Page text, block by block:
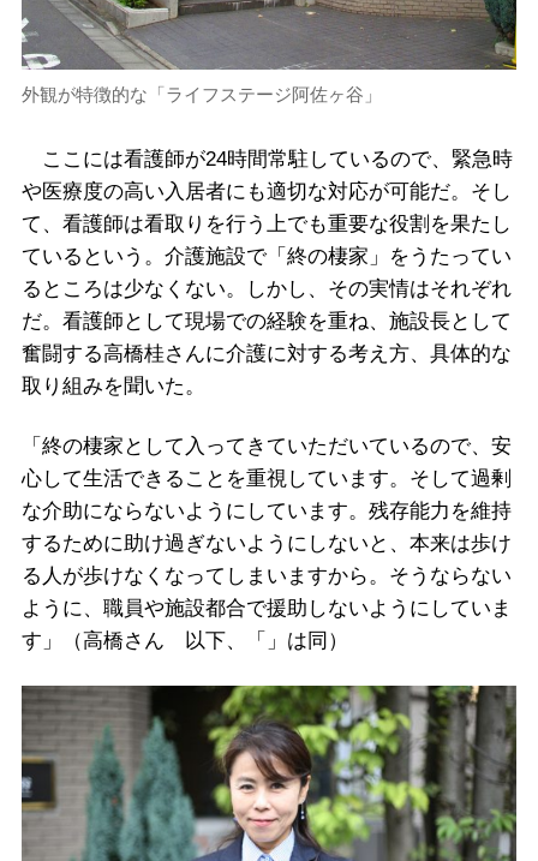
外観が特徴的な「ライフステージ阿佐ヶ谷」
ここには看護師が24時間常駐しているので、緊急時
や医療度の高い入居者にも適切な対応が可能だ。そし
て、看護師は看取りを行う上でも重要な役割を果たし
ているという。介護施設で「終の棲家」をうたってい
るところは少なくない。しかし、その実情はそれぞれ
だ。看護師として現場での経験を重ね、施設長として
奮闘する高橋桂さんに介護に対する考え方、具体的な
取り組みを聞いた。
「終の棲家として入ってきていただいているので、安
心して生活できることを重視しています。そして過剰
な介助にならないようにしています。残存能力を維持
するために助け過ぎないようにしないと、本来は歩け
る人が歩けなくなってしまいますから。そうならない
ように、職員や施設都合で援助しないようにしていま
す」（高橋さん 以下、「」は同）